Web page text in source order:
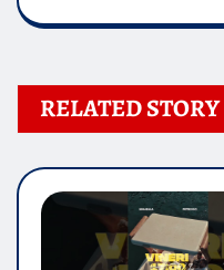
RELATED STORY